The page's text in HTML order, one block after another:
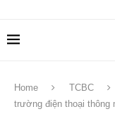
Home TCBC
trường điện thoại thông